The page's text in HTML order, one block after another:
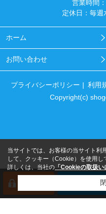
営業時間
定休日：毎週
ホーム
お問い合わせ
プライバシーポリシー 利用
Copyright(c)
来店予約
当サイトでは、お客様の当サイト利
して、クッキー（Cookie）を使用し
詳しくは、当社の「Cookieの取扱い